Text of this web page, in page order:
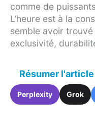
comme de
L’heure est à la
semble avoir
exclusivité,
Résumer
Perplexity Grok